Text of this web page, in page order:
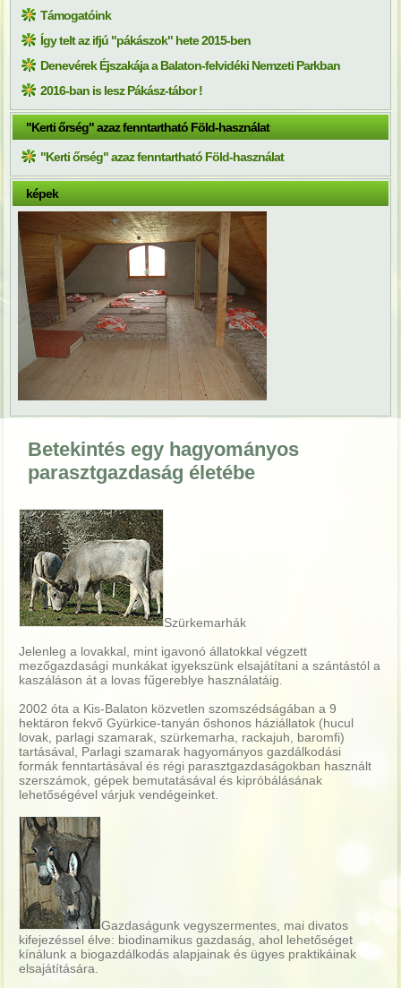
Támogatóink
Így telt az ifjú "pákászok" hete 2015-ben
Denevérek Éjszakája a Balaton-felvidéki Nemzeti Parkban
2016-ban is lesz Pákász-tábor !
"Kerti őrség" azaz fenntartható Föld-használat
"Kerti őrség" azaz fenntartható Föld-használat
képek
Betekintés egy hagyományos
parasztgazdaság életébe
Szürkemarhák
Jelenleg a lovakkal, mint igavonó állatokkal végzett
mezőgazdasági munkákat igyekszünk elsajátítani a szántástól a
kaszáláson át a lovas fűgereblye használatáig.
2002 óta a Kis-Balaton közvetlen szomszédságában a 9
hektáron fekvő Gyürkice-tanyán őshonos háziállatok (hucul
lovak, parlagi szamarak, szürkemarha, rackajuh, baromfi)
tartásával, Parlagi szamarak hagyományos gazdálkodási
formák fenntartásával és régi parasztgazdaságokban használt
szerszámok, gépek bemutatásával és kipróbálásának
lehetőségével várjuk vendégeinket.
Gazdaságunk vegyszermentes, mai divatos
kifejezéssel élve: biodinamikus gazdaság, ahol lehetőséget
kínálunk a biogazdálkodás alapjainak és ügyes praktikáinak
elsajátítására.